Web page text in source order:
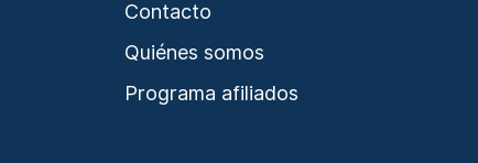
Contacto
Quiénes somos
Programa afiliados